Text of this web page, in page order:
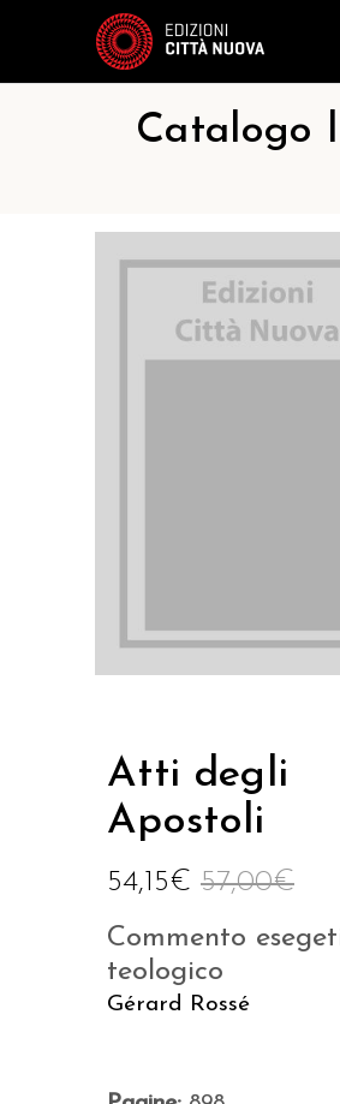
Catalogo
Atti degli
Apostoli
57,00€
54,15€
Commento
teologico
Gérard Rossé